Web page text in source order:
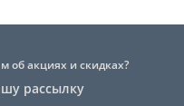
об акциях и скидках?
рассылку